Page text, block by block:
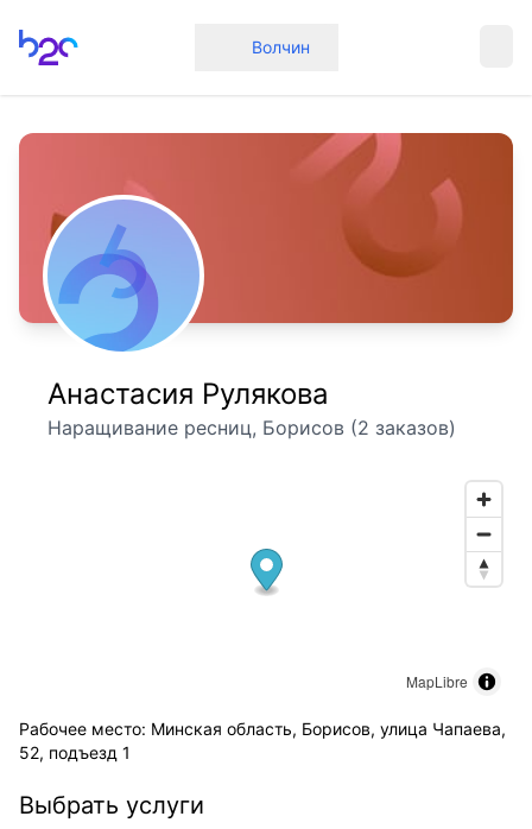
Главная Волчин
Анастасия Рулякова
Наращивание ресниц, Борисов (2 заказов)
MapLibre
Рабочее место: Минская область, Борисов, улица Чапаева,
52, подъезд 1
Выбрать услуги